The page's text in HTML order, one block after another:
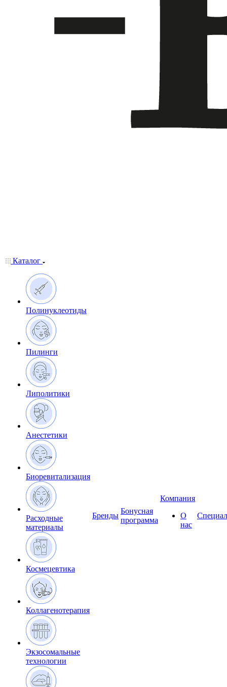
Каталог
Полинуклеотиды
Пилинги
Липолитики
Анестетики
Биоревитализация
Расходные
материалы
Космецевтика
Коллагенотерапия
Экзосомальные
технологии
Бренды
Бонусная
программа
Компания
О
нас